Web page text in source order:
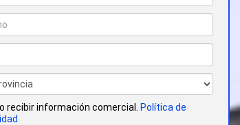
recibir información comercial.
Política de